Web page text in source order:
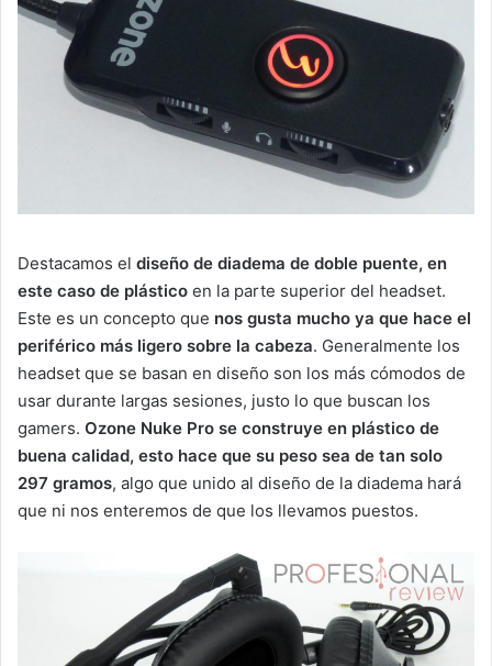
Destacamos el diseño de diadema de doble puente, en
este caso de plástico en la parte superior del headset.
Este es un concepto que nos gusta mucho ya que hace el
periférico más ligero sobre la cabeza. Generalmente los
headset que se basan en diseño son los más cómodos de
usar durante largas sesiones, justo lo que buscan los
gamers. Ozone Nuke Pro se construye en plástico de
buena calidad, esto hace que su peso sea de tan solo
297 gramos, algo que unido al diseño de la diadema hará
que ni nos enteremos de que los llevamos puestos.